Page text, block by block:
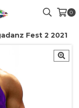
0
Fest 2 2021